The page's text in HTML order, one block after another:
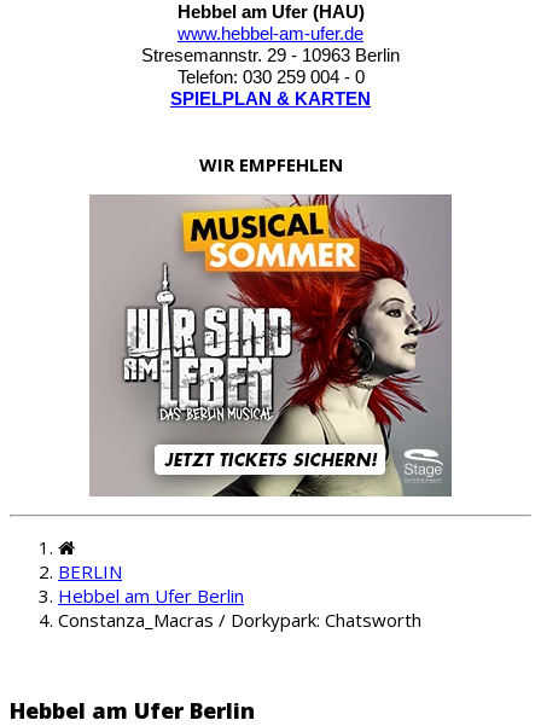
Hebbel am Ufer (HAU)
www.hebbel-am-ufer.de
Stresemannstr. 29 - 10963 Berlin
Telefon: 030 259 004 - 0
SPIELPLAN & KARTEN
WIR EMPFEHLEN
BERLIN
Hebbel am Ufer Berlin
Constanza_Macras / Dorkypark: Chatsworth
Hebbel am Ufer Berlin